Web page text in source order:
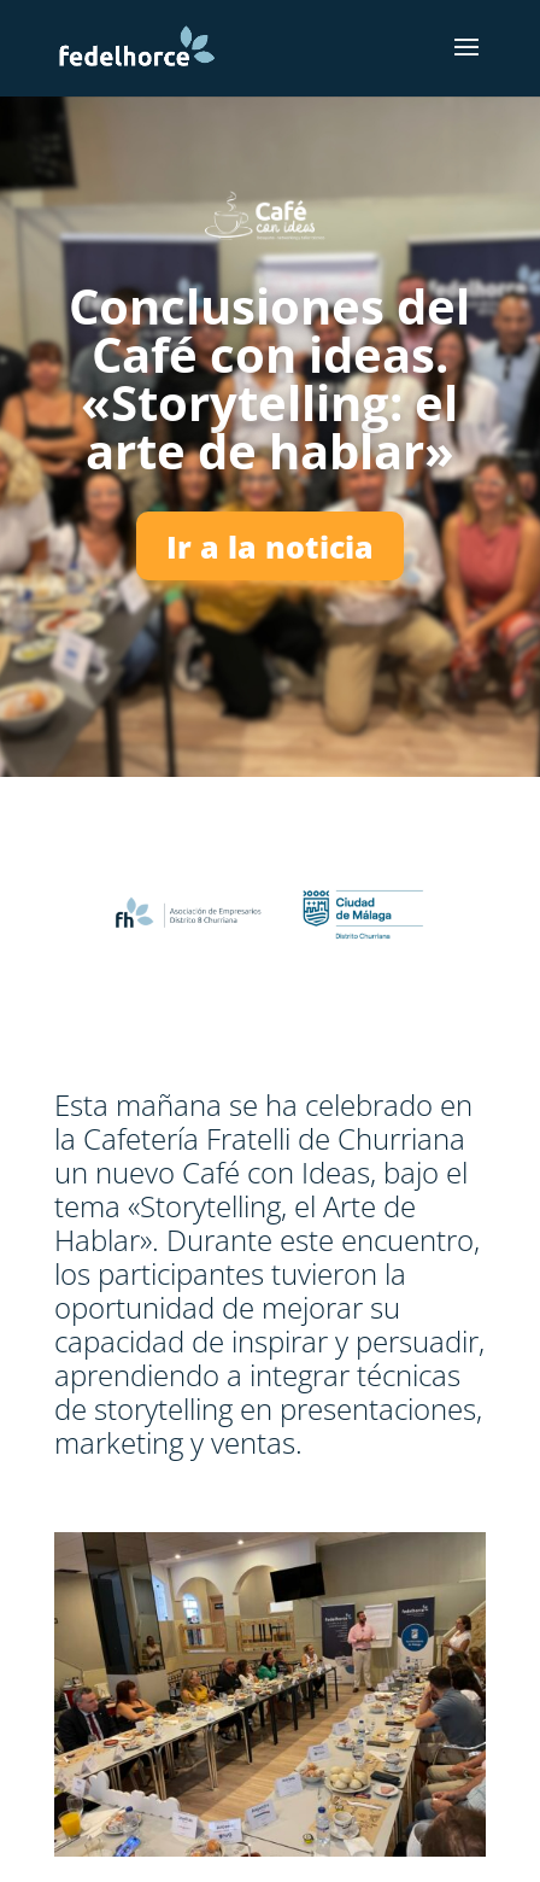
Conclusiones del
Café con ideas.
«Storytelling: el
arte de hablar»
Ir a la noticia
Esta mañana se ha celebrado en
la Cafetería Fratelli de Churriana
un nuevo Café con Ideas, bajo el
tema «Storytelling, el Arte de
Hablar». Durante este encuentro,
los participantes tuvieron la
oportunidad de mejorar su
capacidad de inspirar y persuadir,
aprendiendo a integrar técnicas
de storytelling en presentaciones,
marketing y ventas.